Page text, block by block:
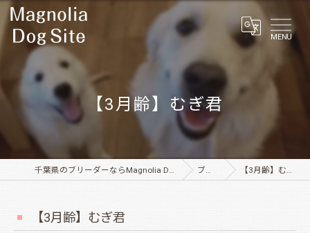
MENU
【3月齢】むぎ君
千葉県のブリーダーならMagnolia Dog Site ブログ 【3月齢】むぎ君
【3月齢】むぎ君